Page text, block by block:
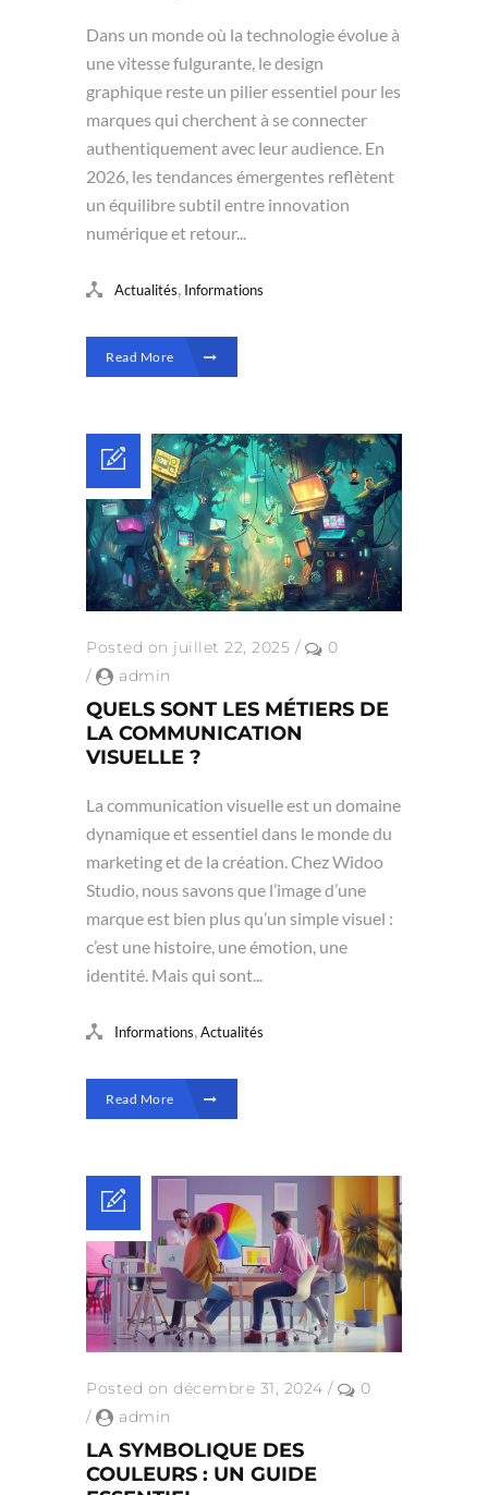
Dans un monde où la technologie évolue à
une vitesse fulgurante, le design
graphique reste un pilier essentiel pour les
marques qui cherchent à se connecter
authentiquement avec leur audience. En
2026, les tendances émergentes reflètent
un équilibre subtil entre innovation
numérique et retour...
Actualités, Informations
Read More
Posted on juillet 22, 2025 /
0
/
admin
QUELS SONT LES MÉTIERS DE
LA COMMUNICATION
VISUELLE ?
La communication visuelle est un domaine
dynamique et essentiel dans le monde du
marketing et de la création. Chez Widoo
Studio, nous savons que l’image d’une
marque est bien plus qu’un simple visuel :
c’est une histoire, une émotion, une
identité. Mais qui sont...
Informations Actualités
Read More
Posted on décembre 31, 2024 /
0
/
admin
LA SYMBOLIQUE DES
COULEURS : UN GUIDE